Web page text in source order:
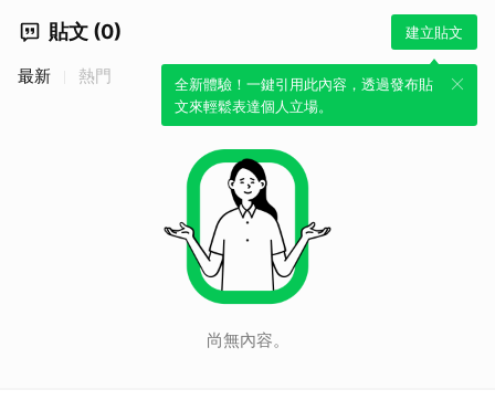
貼文 (0) 建立貼文
全新體驗！一鍵引用此內容，透過發布貼
文來輕鬆表達個人立場。
最新 熱門
尚無內容。